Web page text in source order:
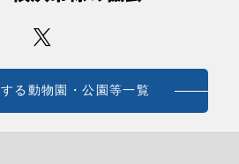
る動物園・公園等一覧